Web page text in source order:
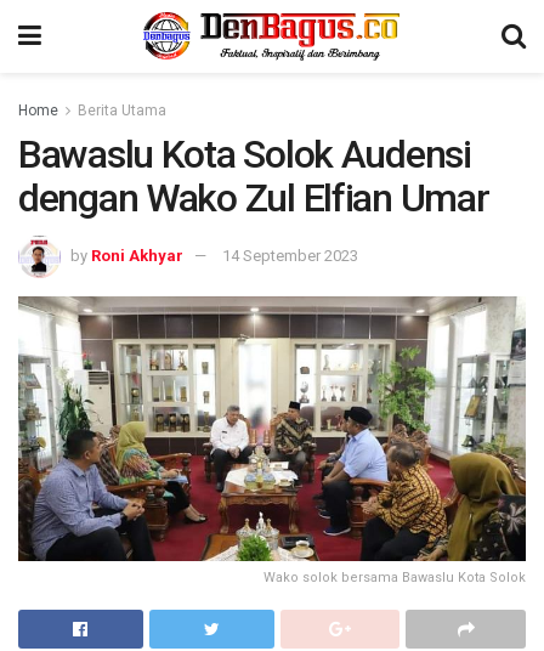
Home Berita Utama
Bawaslu Kota Solok Audensi
dengan Wako Zul Elfian Umar
by Roni Akhyar 14 September 2023
Wako solok bersama Bawaslu Kota Solok